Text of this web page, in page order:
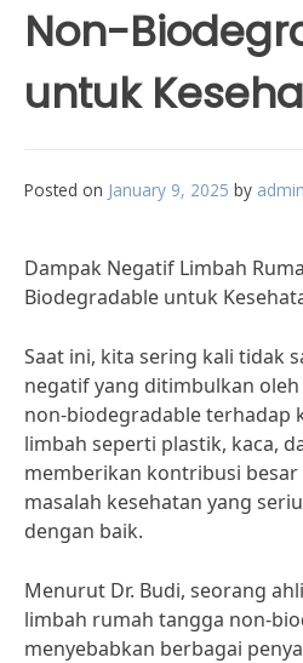
Non-
untuk
Posted on January 9, 2025 by
Dampak Negatif Limbah
Biodegradable untuk
Saat ini, kita sering kali tidak
negatif yang ditimbulkan
non-biodegradable terhadap
limbah seperti plastik, kaca,
memberikan kontribusi
masalah kesehatan yang
dengan baik.
Menurut Dr. Budi, seorang
limbah rumah tangga non-
menyebabkan berbagai